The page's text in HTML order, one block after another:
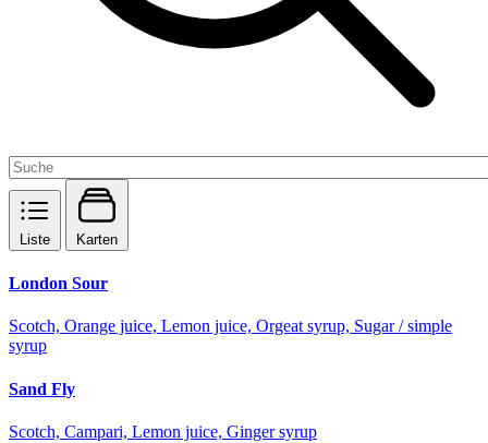
Liste Karten
London Sour
Scotch, Orange juice, Lemon juice, Orgeat syrup, Sugar / simple
syrup
Sand Fly
Scotch, Campari, Lemon juice, Ginger syrup